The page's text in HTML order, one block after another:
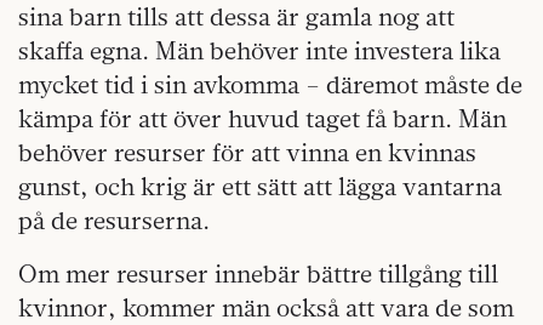
sina barn tills att dessa är gamla nog att
skaffa egna. Män behöver inte investera lika
mycket tid i sin avkomma – däremot måste de
kämpa för att över huvud taget få barn. Män
behöver resurser för att vinna en kvinnas
gunst, och krig är ett sätt att lägga vantarna
på de resurserna.
Om mer resurser innebär bättre tillgång till
kvinnor, kommer män också att vara de som